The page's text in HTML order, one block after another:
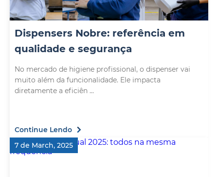
Dispensers Nobre: referência em
qualidade e segurança
No mercado de higiene profissional, o dispenser vai
muito além da funcionalidade. Ele impacta
diretamente a eficiên ...
Continue Lendo
7 de March, 2025